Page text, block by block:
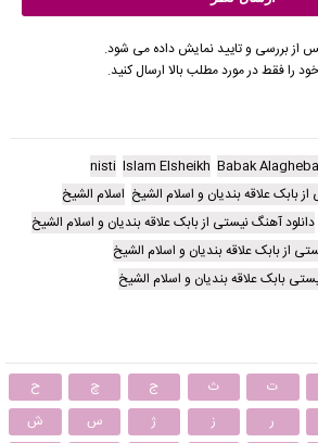
از بررسی و تایید نمایش داده می شود.
را فقط در مورد مطلب بالا ارسال کنید.
Babak
Islam Elsheikh
nisti
بابک علاقه بندیان و اسلام الشیخ اسلام الشیخ
دانلود آهنگ نیستی از بابک علاقه بندیان و اسلام الشیخ
از بابک علاقه بندیان و اسلام الشیخ
بابک علاقه بندیان و اسلام الشیخ
ت ث ج چ
ح
ر ز ژ س
ش